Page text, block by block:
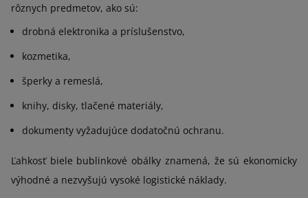
rôznych predmetov, ako sú:
drobná elektronika a príslušenstvo,
kozmetika,
šperky a remeslá,
knihy, disky, tlačené materiály,
dokumenty vyžadujúce dodatočnú ochranu.
Ľahkosť biele bublinkové obálky znamená, že sú ekonomicky
výhodné a nezvyšujú vysoké logistické náklady.